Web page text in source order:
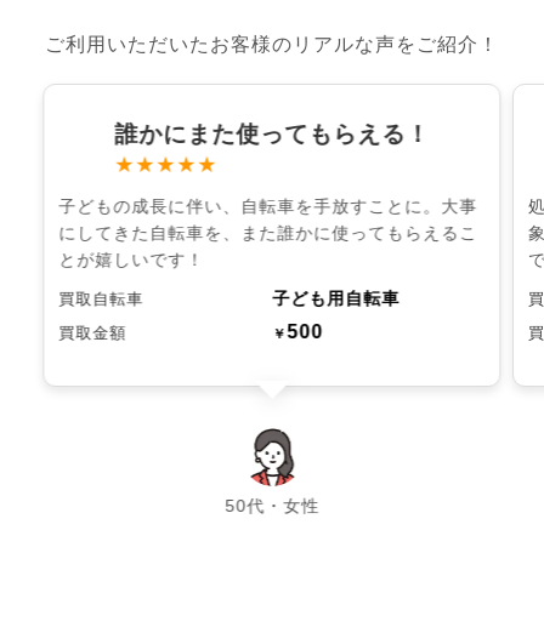
ご利用いただいたお客様のリアルな声をご紹介！
誰かにまた使ってもらえる！
★★★★★
子どもの成長に伴い、自転車を手放すことに。大事
にしてきた自転車を、また誰かに使ってもらえるこ
とが嬉しいです！
買取自転車 子ども用自転車
買取金額 ￥500
50代・女性
chevron_left chevron_right